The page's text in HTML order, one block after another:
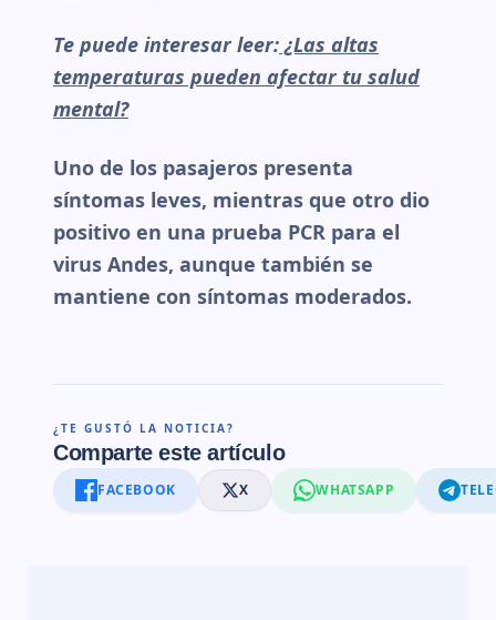
Te puede interesar leer: ¿Las altas
temperaturas pueden afectar tu salud
mental?
Uno de los pasajeros presenta
síntomas leves, mientras que otro dio
positivo en una prueba PCR para el
virus Andes, aunque también se
mantiene con síntomas moderados.
¿TE GUSTÓ LA NOTICIA?
Comparte este artículo
FACEBOOK X WHATSAPP